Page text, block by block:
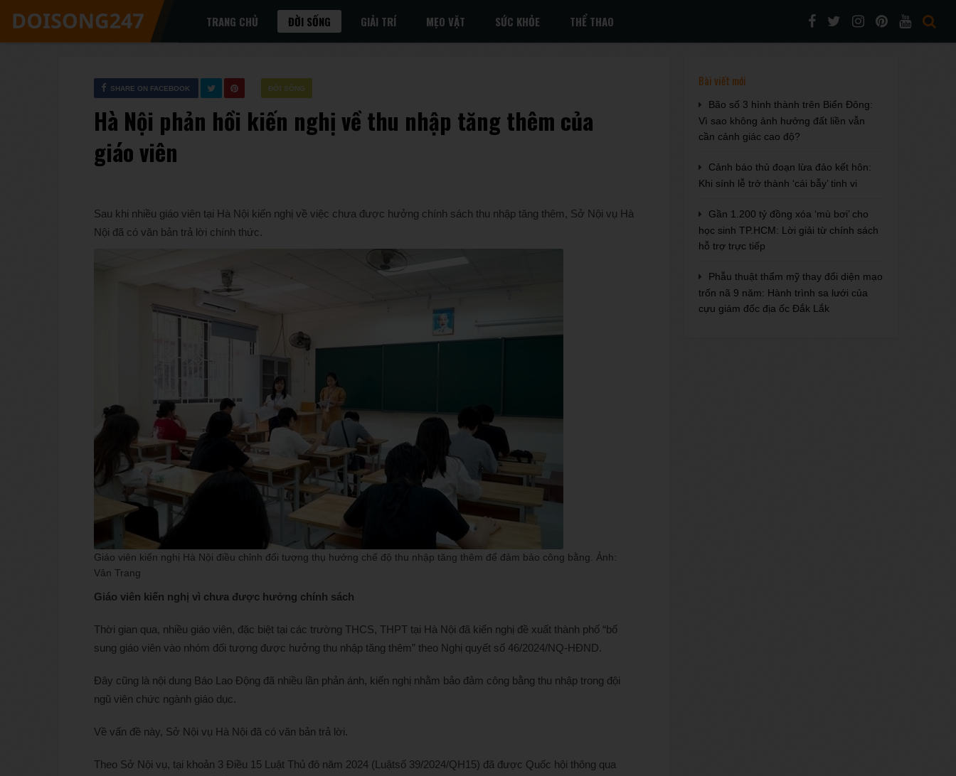
TRANG CHỦ ĐỜI SỐNG GIẢI TRÍ MẸO VẶT SỨC KHỎE THỂ THAO
ĐỜI SỐNG
SHARE ON FACEBOOK
Hà Nội phản hồi kiến nghị về thu nhập tăng thêm của
giáo viên
Sau khi nhiều giáo viên tại Hà Nội kiến nghị về việc chưa được hưởng chính sách thu nhập tăng thêm, Sở Nội vụ Hà
Nội đã có văn bản trả lời chính thức.
Giáo viên kiến nghị Hà Nội điều chỉnh đối tượng thụ hưởng chế độ thu nhập tăng thêm để đảm bảo công bằng. Ảnh:
Vân Trang
Giáo viên kiến nghị vì chưa được hưởng chính sách
Thời gian qua, nhiều giáo viên, đặc biệt tại các trường THCS, THPT tại Hà Nội đã kiến nghị đề xuất thành phố “bổ
sung giáo viên vào nhóm đối tượng được hưởng thu nhập tăng thêm” theo Nghị quyết số 46/2024/NQ-HĐND.
Đây cũng là nội dung Báo Lao Động đã nhiều lần phản ánh, kiến nghị nhằm bảo đảm công bằng thu nhập trong đội
ngũ viên chức ngành giáo dục.
Về vấn đề này, Sở Nội vụ Hà Nội đã có văn bản trả lời.
Theo Sở Nội vụ, tại khoản 3 Điều 15 Luật Thủ đô năm 2024 (Luậtsố 39/2024/QH15) đã được Quốc hội thông qua
Bài viết mới
Bão số 3 hình thành trên Biển Đông:
Vì sao không ảnh hưởng đất liền vẫn
cần cảnh giác cao độ?
Cảnh báo thủ đoạn lừa đảo kết hôn:
Khi sính lễ trở thành ‘cái bẫy’ tinh vi
Gần 1.200 tỷ đồng xóa ‘mù bơi’ cho
học sinh TP.HCM: Lời giải từ chính sách
hỗ trợ trực tiếp
Phẫu thuật thẩm mỹ thay đổi diện mạo
trốn nã 9 năm: Hành trình sa lưới của
cựu giám đốc địa ốc Đắk Lắk